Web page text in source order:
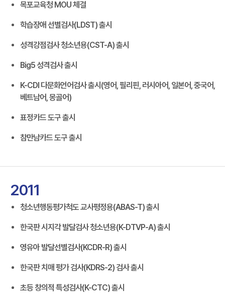
목포교육청 MOU 체결
학습장애 선별검사(LDST) 출시
성격강점검사 청소년용(CST-A) 출시
Big5 성격검사 출시
K-CDI 다문화언어검사 출시(영어, 필리핀, 러시아어, 일본어, 중국어,
베트남어, 몽골어)
표정카드 도구 출시
참만남카드 도구 출시
2011
청소년행동평가척도 교사평정용(ABAS-T) 출시
한국판 시지각 발달검사 청소년용(K-DTVP-A) 출시
영유아 발달선별검사(KCDR-R) 출시
한국판 치매 평가 검사(KDRS-2) 검사 출시
초등 창의적 특성검사(K-CTC) 출시